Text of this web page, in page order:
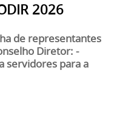
2026
de representantes
Diretor: -
servidores para a